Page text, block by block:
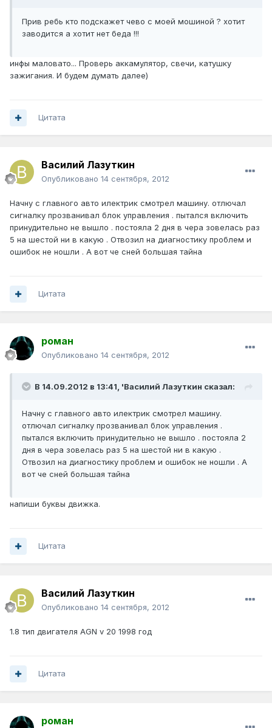
Прив ребь кто подскажет чево с моей мошиной ? хотит
заводится а хотит нет беда !!!
инфы маловато... Проверь аккамулятор, свечи, катушку
зажигания. И будем думать далее)
Цитата
Василий Лазуткин
Опубликовано 14 сентября, 2012
Начну с главного авто илектрик смотрел машину. отлючал
сигналку прозванивал блок управления . пытался включить
принудительно не вышло . постояла 2 дня в чера зовелась раз
5 на шестой ни в какую . Отвозил на диагностику проблем и
ошибок не ношли . А вот че сней большая тайна
Цитата
роман
Опубликовано 14 сентября, 2012
В 14.09.2012 в 13:41, 'Василий Лазуткин сказал:
Начну с главного авто илектрик смотрел машину.
отлючал сигналку прозванивал блок управления .
пытался включить принудительно не вышло . постояла 2
дня в чера зовелась раз 5 на шестой ни в какую .
Отвозил на диагностику проблем и ошибок не ношли . А
вот че сней большая тайна
напиши буквы движка.
Цитата
Василий Лазуткин
Опубликовано 14 сентября, 2012
1.8 тип двигателя AGN v 20 1998 год
Цитата
роман